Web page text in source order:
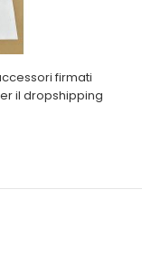
firmati
il dropshipping